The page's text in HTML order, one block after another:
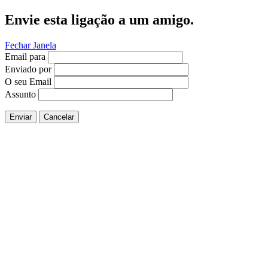
Envie esta ligação a um amigo.
Fechar Janela
Email para
Enviado por
O seu Email
Assunto
Enviar Cancelar